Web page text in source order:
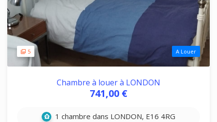
5 A Louer
Chambre à louer à LONDON
741,00 €
1 chambre dans LONDON, E16 4RG